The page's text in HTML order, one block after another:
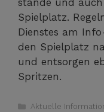
stän­de und
Spiel­platz.
Diens­tes am
den Spiel­platz
und ent­sor­gen
Spritzen.
Kategorien
Aktuelle